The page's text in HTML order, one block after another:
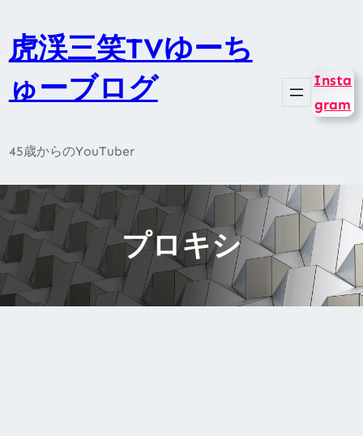
容
を
プ
虎渓三笑TVゆーち
ゅーブログ
45歳からのYouTuber
Insta
gram
プロキシ